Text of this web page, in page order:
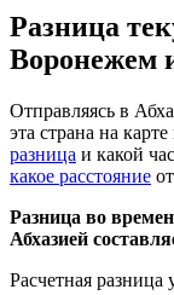
Разница
Воронежем
Отправляясь в
эта страна на
разница и какой
какое расстояние
Разница во
Абхазией
Расчетная